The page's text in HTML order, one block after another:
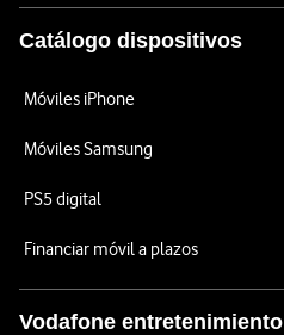
Catálogo dispositivos
Móviles iPhone
Móviles Samsung
PS5 digital
Financiar móvil a plazos
Vodafone entretenimiento